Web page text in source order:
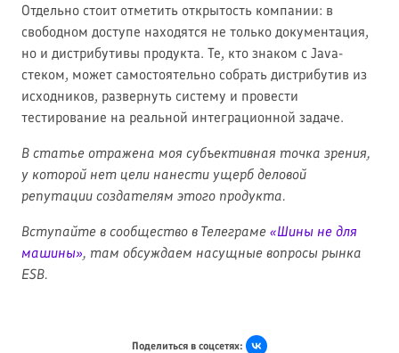
Отдельно стоит отметить открытость компании: в
свободном доступе находятся не только документация,
но и дистрибутивы продукта. Те, кто знаком с Java-
стеком, может самостоятельно собрать дистрибутив из
исходников, развернуть систему и провести
тестирование на реальной интеграционной задаче.
В статье отражена моя субъективная точка зрения,
у которой нет цели нанести ущерб деловой
репутации создателям этого продукта.
Вступайте в сообщество в Телеграме «Шины не для
машины», там обсуждаем насущные вопросы рынка
ESB.
Поделиться в соцсетях: